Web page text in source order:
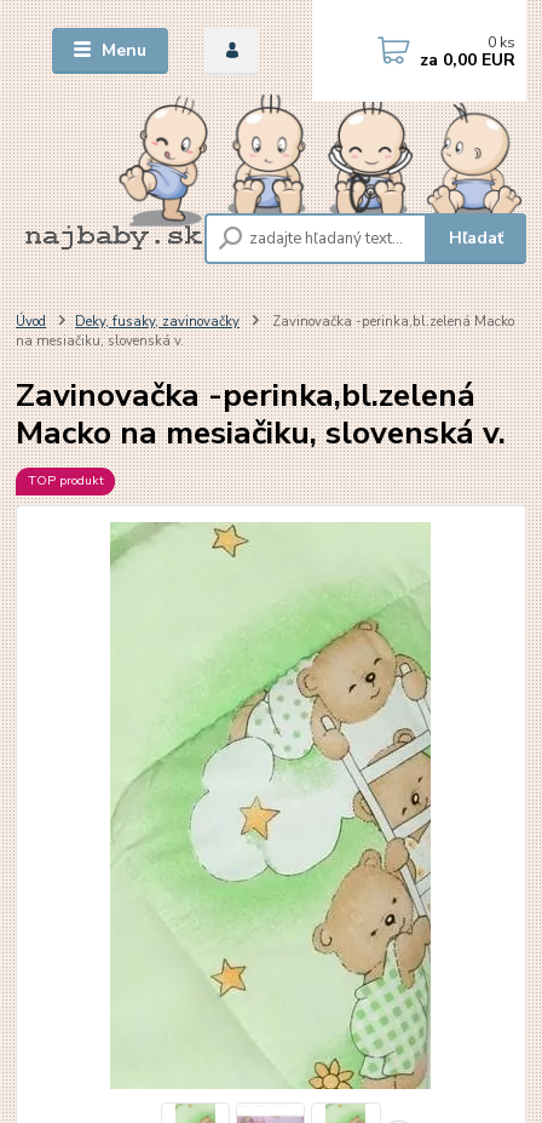
Menu
Hľadať
0 ks
za 0,00 EUR
Úvod Deky, fusaky, zavinovačky
Zavinovačka -perinka,bl.zelená Macko
na mesiačiku, slovenská v.
Zavinovačka -perinka,bl.zelená
Macko na mesiačiku, slovenská v.
TOP produkt